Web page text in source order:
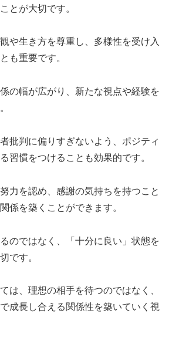
とが大切です。
や生き方を尊重し、多様性を受け入
も重要です。
の幅が広がり、新たな視点や経験を
批判に偏りすぎないよう、ポジティ
習慣をつけることも効果的です。
力を認め、感謝の気持ちを持つこと
係を築くことができます。
のではなく、「十分に良い」状態を
です。
は、理想の相手を待つのではなく、
成長し合える関係性を築いていく視